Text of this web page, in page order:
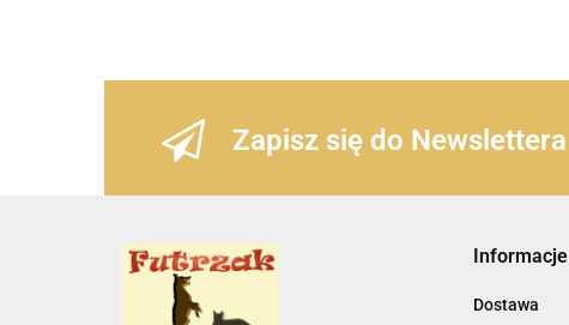
Zapisz się do Newslettera
Informacje
Dostawa